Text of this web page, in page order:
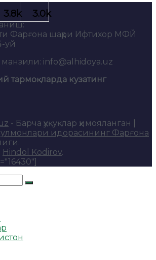
Фарғона шаҳри Ифтихор МФЙ
уй
манзили: info@alhidoya.uz
тармоқларда кузатинг
- Барча ҳуқуқлар ҳимояланган |
идорасининг Фарғона
.
Hindol Kodirov.